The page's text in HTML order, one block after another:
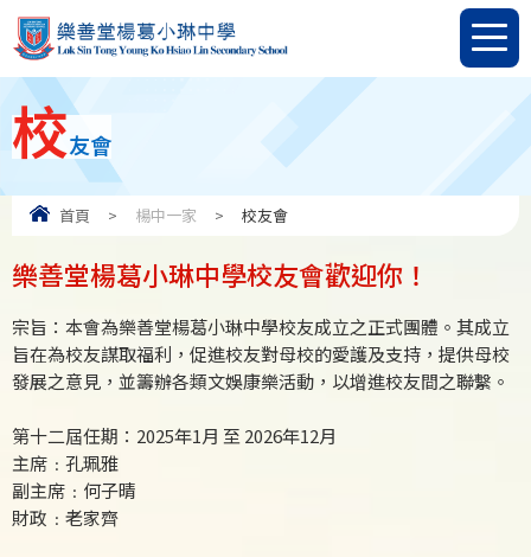
校友會
首頁 > 楊中一家 > 校友會
樂善堂楊葛小琳中學校友會歡迎你！
宗旨：本會為樂善堂楊葛小琳中學校友成立之正式團體。其成立
旨在為校友謀取福利，促進校友對母校的愛護及支持，提供母校
發展之意見，並籌辦各類文娛康樂活動，以增進校友間之聯繫。
第十二屆任期：2025年1月 至 2026年12月
主席﹕孔珮雅
副主席﹕何子晴
財政﹕老家齊